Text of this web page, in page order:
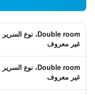
Double room، نوع السرير
غير معروف
Double room، نوع السرير
غير معروف